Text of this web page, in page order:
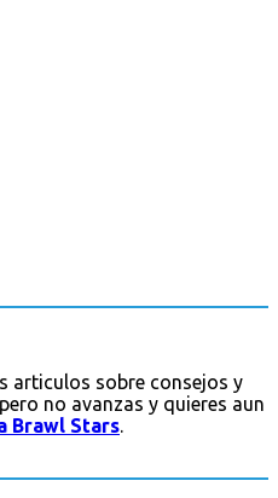
articulos sobre consejos y
no avanzas y quieres aun
Brawl Stars.